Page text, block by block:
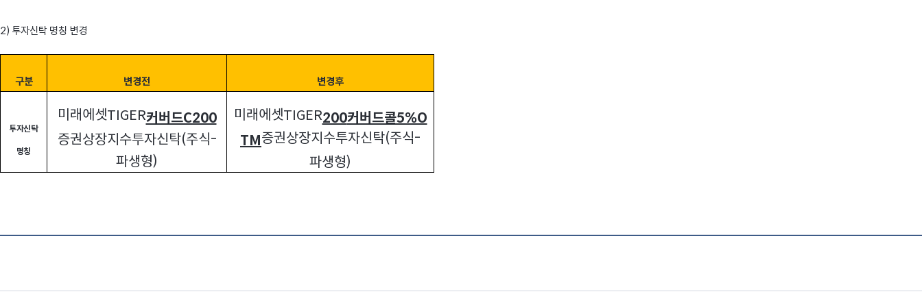
2) 투자신탁 명칭 변경
구분 변경전 변경후
투자신탁
명칭
미래에셋TIGER커버드C200
증권상장지수투자신탁(주식-
파생형)
미래에셋TIGER200커버드콜5%O
TM증권상장지수투자신탁(주식-
파생형)